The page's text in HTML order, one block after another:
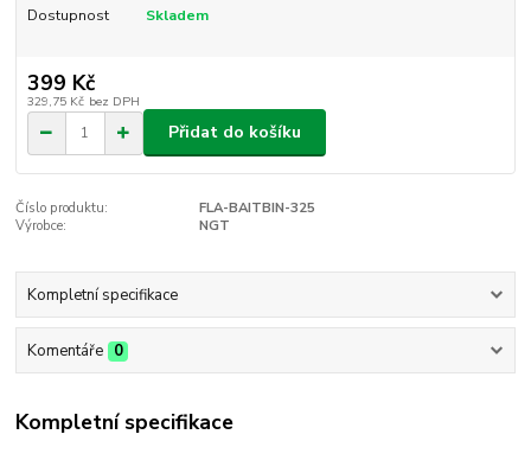
Dostupnost Skladem
399 Kč
329,75 Kč bez DPH
Přidat do košíku
Číslo produktu:
FLA-BAITBIN-325
Výrobce:
NGT
Kompletní specifikace
Komentáře 0
Kompletní specifikace